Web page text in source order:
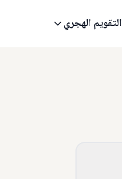
التقويم الهجري